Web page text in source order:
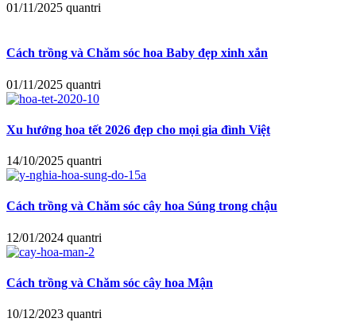
01/11/2025 quantri
Cách trồng và Chăm sóc hoa Baby đẹp xinh xắn
01/11/2025 quantri
Xu hướng hoa tết 2026 đẹp cho mọi gia đình Việt
14/10/2025 quantri
Cách trồng và Chăm sóc cây hoa Súng trong chậu
12/01/2024 quantri
Cách trồng và Chăm sóc cây hoa Mận
10/12/2023 quantri